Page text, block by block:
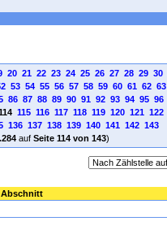
20 21 22 23 24 25 26 27 28 29 30
53 54 55 56 57 58 59 60 61 62 63
86 87 88 89 90 91 92 93 94 95 96
115 116 117 118 119 120 121 122
136 137 138 139 140 141 142 143
auf Seite 114 von 143)
Abschnitt